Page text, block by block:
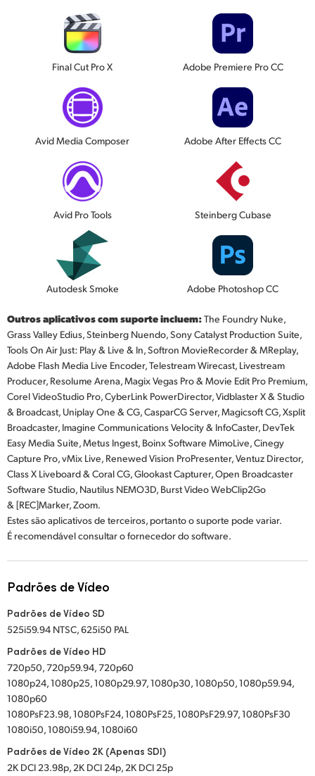
Final Cut Pro X Adobe Premiere Pro CC
Avid Media Composer Adobe After Effects CC
Avid Pro Tools Steinberg Cubase
Autodesk Smoke Adobe Photoshop CC
Outros aplicativos com suporte incluem:The Foundry Nuke,
Grass Valley Edius, Steinberg Nuendo, Sony Catalyst Production Suite,
Tools On Air Just: Play & Live & In, Softron MovieRecorder & MReplay,
Adobe Flash Media Live Encoder, Telestream Wirecast, Livestream
Producer, Resolume Arena, Magix Vegas Pro & Movie Edit Pro Premium,
Corel VideoStudio Pro, CyberLink PowerDirector, Vidblaster X & Studio
& Broadcast, Uniplay One & CG, CasparCG Server, Magicsoft CG, Xsplit
Broadcaster, Imagine Communications Velocity & InfoCaster, DevTek
Easy Media Suite, Metus Ingest, Boinx Software MimoLive, Cinegy
Capture Pro, vMix Live, Renewed Vision ProPresenter, Ventuz Director,
Class X Liveboard & Coral CG, Glookast Capturer, Open Broadcaster
Software Studio, Nautilus NEMO3D, Burst Video WebClip2Go
& [REC]Marker, Zoom.
Estes são aplicativos de terceiros, portanto o suporte pode variar.
É recomendável consultar o fornecedor do software.
Padrões de Vídeo
Padrões de Vídeo SD
525i59.94 NTSC, 625i50 PAL
Padrões de Vídeo HD
720p50, 720p59.94, 720p60
1080p24, 1080p25, 1080p29.97, 1080p30, 1080p50, 1080p59.94,
1080p60
1080PsF23.98, 1080PsF24, 1080PsF25, 1080PsF29.97, 1080PsF30
1080i50, 1080i59.94, 1080i60
Padrões de Vídeo 2K (Apenas SDI)
2K DCI 23.98p, 2K DCI 24p, 2K DCI 25p